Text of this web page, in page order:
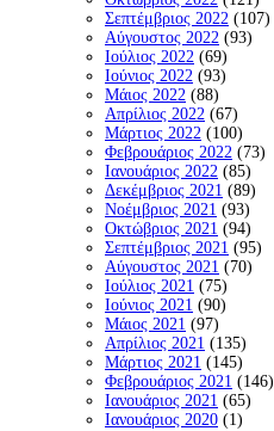
Σεπτέμβριος 2022 (107)
Αύγουστος 2022 (93)
Ιούλιος 2022 (69)
Ιούνιος 2022 (93)
Μάιος 2022 (88)
Απρίλιος 2022 (67)
Μάρτιος 2022 (100)
Φεβρουάριος 2022 (73)
Ιανουάριος 2022 (85)
Δεκέμβριος 2021 (89)
Νοέμβριος 2021 (93)
Οκτώβριος 2021 (94)
Σεπτέμβριος 2021 (95)
Αύγουστος 2021 (70)
Ιούλιος 2021 (75)
Ιούνιος 2021 (90)
Μάιος 2021 (97)
Απρίλιος 2021 (135)
Μάρτιος 2021 (145)
Φεβρουάριος 2021 (146)
Ιανουάριος 2021 (65)
Ιανουάριος 2020 (1)